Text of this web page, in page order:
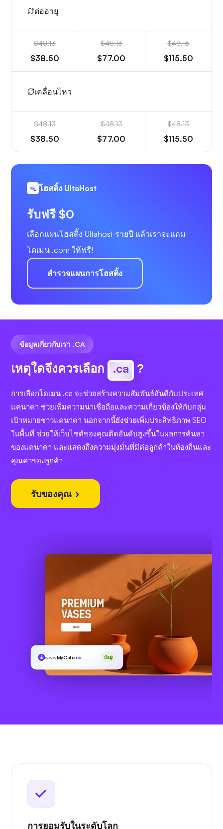
ต่ออายุ
$48.13
$38.50
$48.13
$77.00
$48.13
$115.50
เคลื่อนไหว
$48.13
$38.50
$48.13
$77.00
$48.13
$115.50
โฮสติ้ง UltaHost
รับฟรี $0
เลือกแผนโฮสติ้ง Ultahost รายปี แล้วเราจะแถม
โดเมน .com ให้ฟรี!
สำรวจแผนการโฮสติ้ง
ข้อมูลเกี่ยวกับเรา .CA
เหตุใดจึงควรเลือก .ca ?
การเลือกโดเมน .ca จะช่วยสร้างความสัมพันธ์อันดีกับประเทศ
แคนาดา ช่วยเพิ่มความน่าเชื่อถือและความเกี่ยวข้องให้กับกลุ่ม
เป้าหมายชาวแคนาดา นอกจากนี้ยังช่วยเพิ่มประสิทธิภาพ SEO
ในพื้นที่ ช่วยให้เว็บไซต์ของคุณติดอันดับสูงขึ้นในผลการค้นหา
ของแคนาดา และแสดงถึงความมุ่งมั่นที่มีต่อลูกค้าในท้องถิ่นและ
คุณค่าของลูกค้า
รับของคุณ
wwwMyCafe.ca มีอยู่!
การยอมรับในระดับโลก